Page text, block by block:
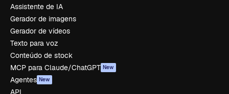
Assistente de IA
Gerador de imagens
Gerador de vídeos
Texto para voz
Conteúdo de stock
MCP para Claude/ChatGPT New
Agentes New
API